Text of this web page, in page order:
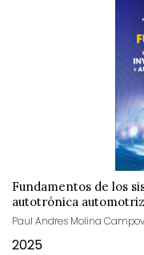
Fundamentos de los
autotrónica automotriz
Paul Andres Molina
2025